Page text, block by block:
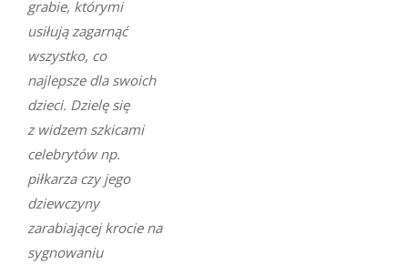
grabie, którymi
usiłują zagarnąć
wszystko, co
najlepsze dla swoich
dzieci. Dzielę się
z widzem szkicami
celebrytów np.
piłkarza czy jego
dziewczyny
zarabiającej krocie na
sygnowaniu